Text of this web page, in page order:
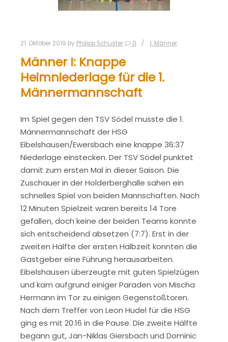
21. Oktober 2019 by Philipp Schuster 0 1. Männer
Männer I: Knappe
Heimniederlage für die 1.
Männermannschaft
Im Spiel gegen den TSV Södel musste die 1.
Männermannschaft der HSG
Eibelshausen/Ewersbach eine knappe 36:37
Niederlage einstecken. Der TSV Södel punktet
damit zum ersten Mal in dieser Saison. Die
Zuschauer in der Holderberghalle sahen ein
schnelles Spiel von beiden Mannschaften. Nach
12 Minuten Spielzeit waren bereits 14 Tore
gefallen, doch keine der beiden Teams konnte
sich entscheidend absetzen (7:7). Erst in der
zweiten Hälfte der ersten Halbzeit konnten die
Gastgeber eine Führung herausarbeiten.
Eibelshausen überzeugte mit guten Spielzügen
und kam aufgrund einiger Paraden von Mischa
Hermann im Tor zu einigen Gegenstoßtoren.
Nach dem Treffer von Leon Hudel für die HSG
ging es mit 20:16 in die Pause. Die zweite Hälfte
begann gut, Jan-Niklas Giersbach und Dominic